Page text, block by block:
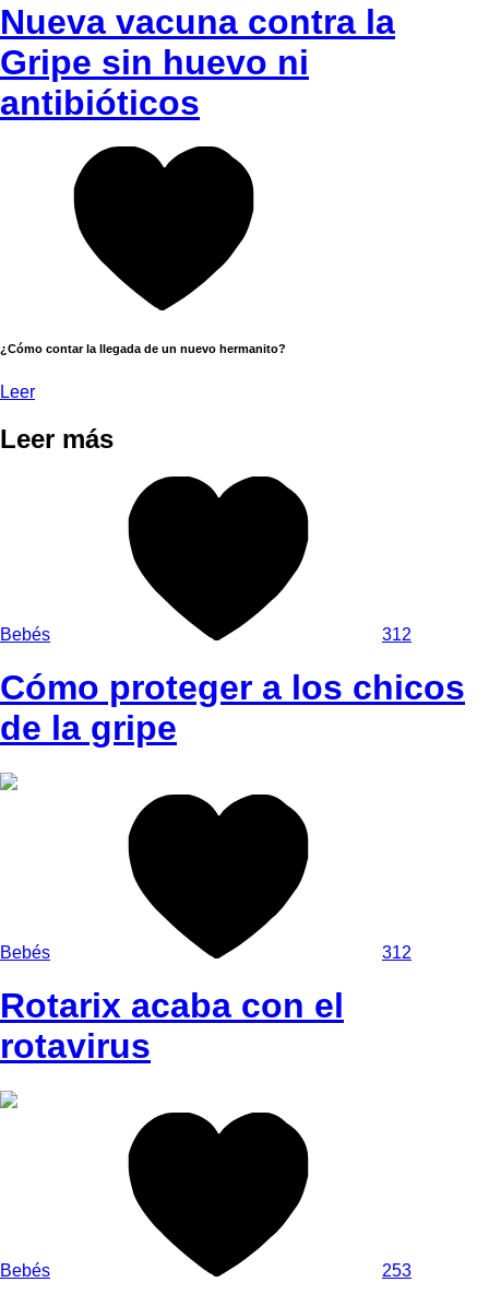
Nueva vacuna contra la
Gripe sin huevo ni
antibióticos
¿Cómo contar la llegada de un nuevo hermanito?
Leer
Leer más
Bebés 312
Cómo proteger a los chicos
de la gripe
Bebés 312
Rotarix acaba con el
rotavirus
Bebés 253